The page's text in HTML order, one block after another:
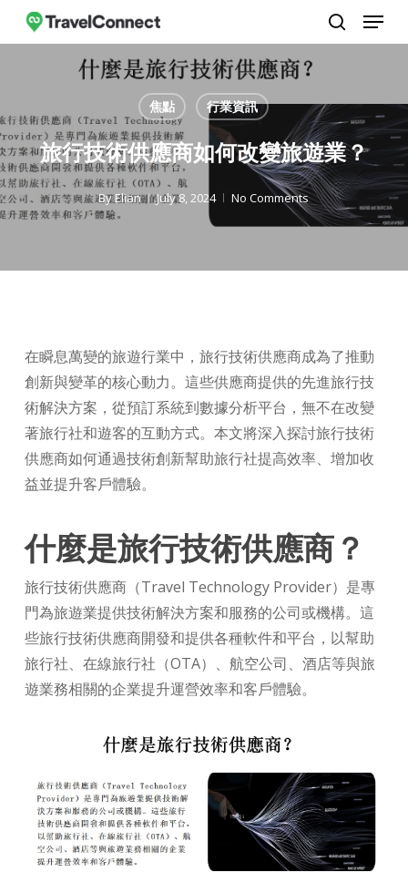
Skip
search
Menu
焦點 行業資訊
旅行技術供應商如何改變旅遊業？
ByElian July 8, 2024 No Comments
在瞬息萬變的旅遊行業中，旅行技術供應商成為了推動
創新與變革的核心動力。這些供應商提供的先進旅行技
術解決方案，從預訂系統到數據分析平台，無不在改變
著旅行社和遊客的互動方式。本文將深入探討旅行技術
供應商如何通過技術創新幫助旅行社提高效率、增加收
益並提升客戶體驗。
什麼是旅行技術供應商？
旅行技術供應商（Travel Technology Provider）是專
門為旅遊業提供技術解決方案和服務的公司或機構。這
些旅行技術供應商開發和提供各種軟件和平台，以幫助
旅行社、在線旅行社（OTA）、航空公司、酒店等與旅
遊業務相關的企業提升運營效率和客戶體驗。